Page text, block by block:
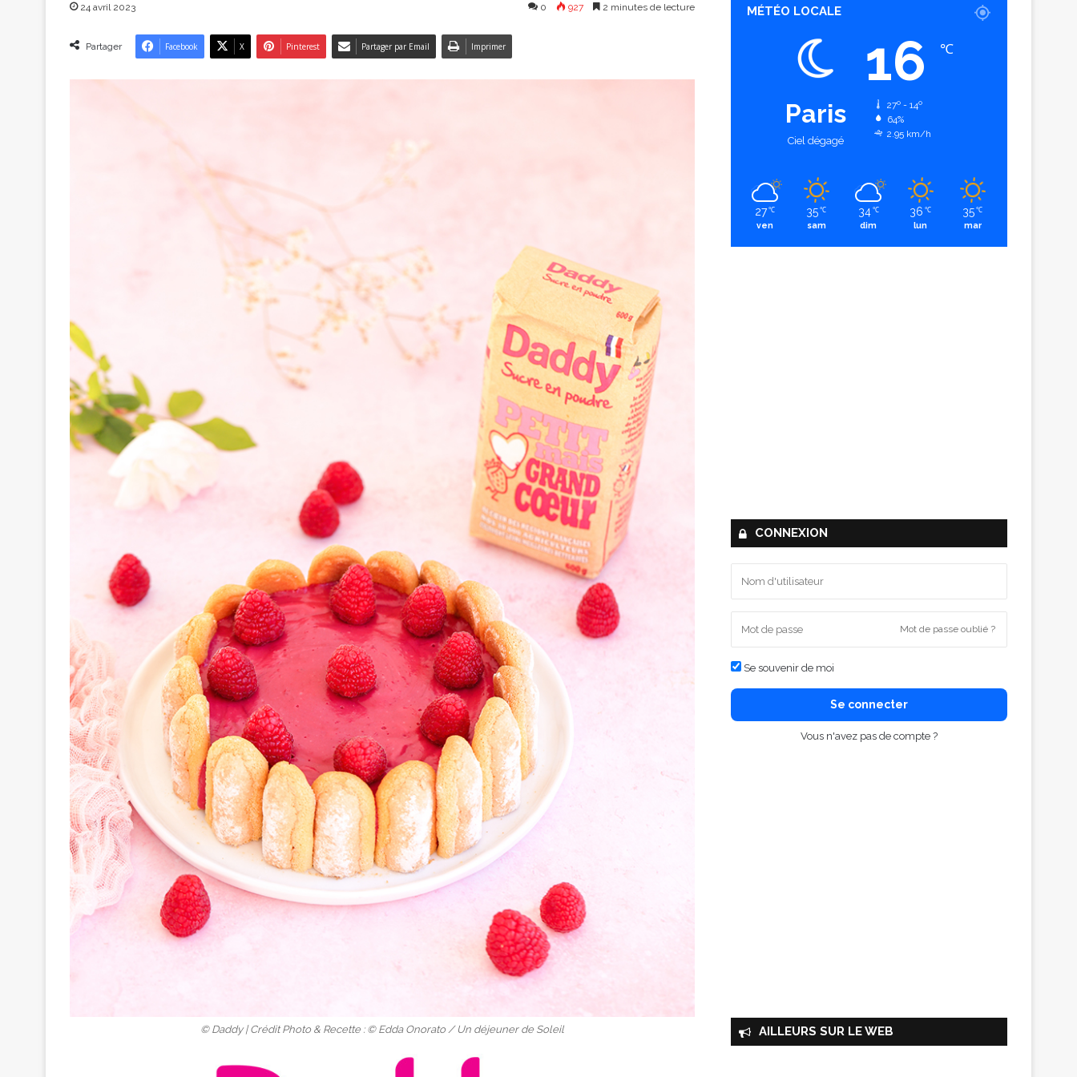
24 avril 2023 0 927 2 minutes de lecture
Partager Facebook X Pinterest Partager par Email Imprimer
© Daddy | Crédit Photo & Recette : © Edda Onorato / Un déjeuner de Soleil
MÉTÉO LOCALE
Paris
Ciel dégagé
16 ℃
27º - 14º
64%
2.95 km/h
27 ℃
ven
35 ℃
sam
34 ℃
dim
36 ℃
lun
35 ℃
mar
CONNEXION
Mot de passe oublié ?
Se souvenir de moi
Se connecter
Vous n'avez pas de compte ?
AILLEURS SUR LE WEB